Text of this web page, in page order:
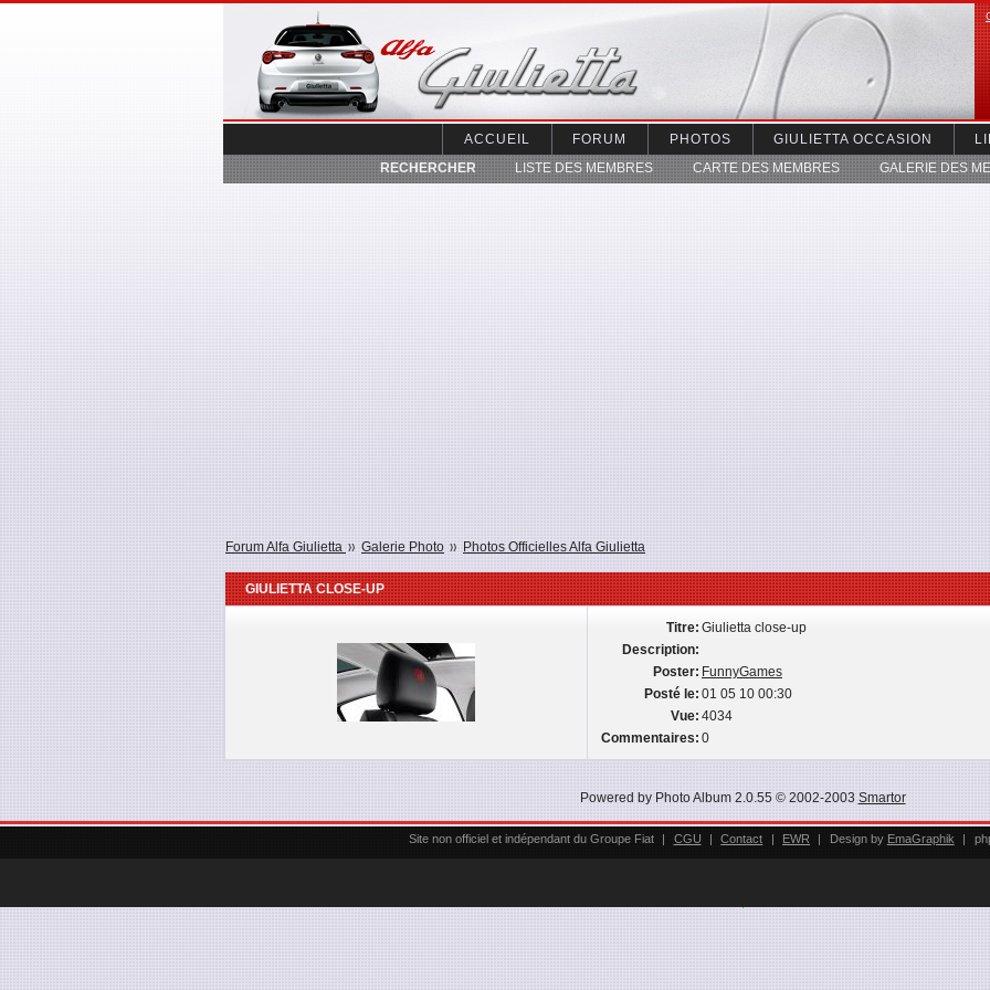
Alfa Giuletta
ACCUEIL FORUM PHOTOS GIULIETTA OCCASION
RECHERCHER LISTE DES MEMBRES CARTE DES MEMBRES GALERIE DES
Forum Alfa Giulietta Galerie Photo Photos Officielles Alfa Giulietta
GIULIETTA CLOSE-UP
Titre: Giulietta close-up
Description:
Poster: FunnyGames
Posté le: 01 05 10 00:30
Vue: 4034
Commentaires: 0
Powered by Photo Album 2.0.55 © 2002-2003 Smartor
Site non officiel et indépendant du Groupe Fiat | CGU | Contact | EWR | Design by EmaGraphik |